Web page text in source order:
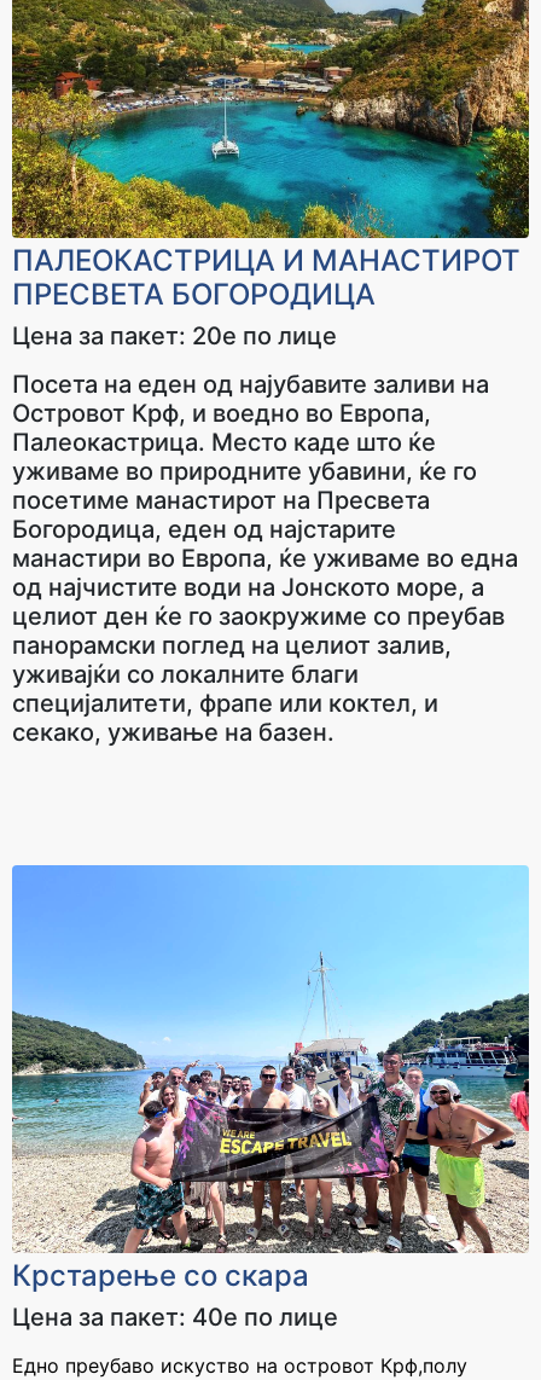
ПАЛЕОКАСТРИЦА И МАНАСТИРОТ
ПРЕСВЕТА БОГОРОДИЦА
Цена за пакет: 20е по лице
Посета на еден од најубавите заливи на
Островот Крф, и воедно во Европа,
Палеокастрица. Место каде што ќе
уживаме во природните убавини, ќе го
посетиме манастирот на Пресвета
Богородица, еден од најстарите
манастири во Европа, ќе уживаме во една
од најчистите води на Јонското море, а
целиот ден ќе го заокружиме со преубав
панорамски поглед на целиот залив,
уживајќи со локалните благи
специјалитети, фрапе или коктел, и
секако, уживање на базен.
Крстарење со скара
Цена за пакет: 40е по лице
Едно преубаво искуство на островот Крф,полу